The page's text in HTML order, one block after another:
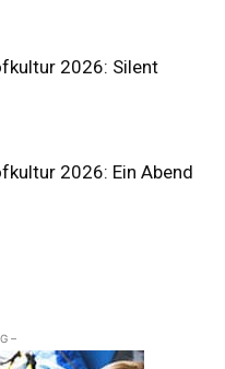
2026: Silent
2026: Ein Abend
–